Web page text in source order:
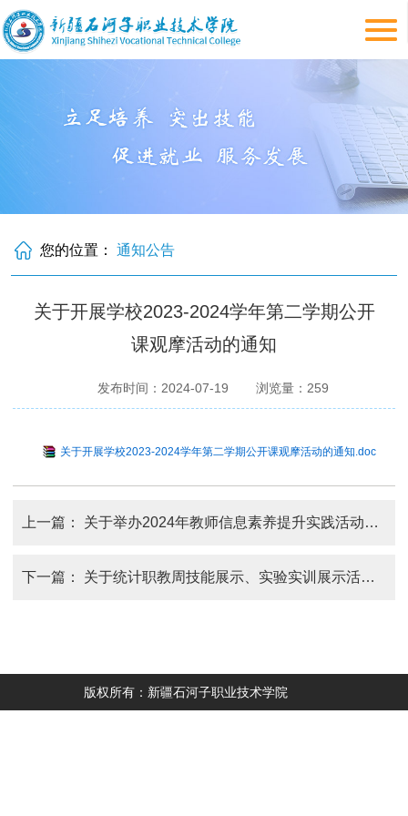
您的位置：通知公告
关于开展学校2023-2024学年第二学期公开
课观摩活动的通知
发布时间：2024-07-19 浏览量： 259
关于开展学校2023-2024学年第二学期公开课观摩活动的通知.doc
上一篇： 关于举办2024年教师信息素养提升实践活动的通知
下一篇： 关于统计职教周技能展示、实验实训展示活动的通知
版权所有：新疆石河子职业技术学院